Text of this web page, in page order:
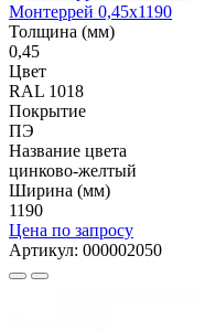
Монтеррей 0,45х1190
Толщина (мм)
0,45
Цвет
RAL 1018
Покрытие
ПЭ
Название цвета
цинково-желтый
Ширина (мм)
1190
Цена по запросу
Артикул: 000002050